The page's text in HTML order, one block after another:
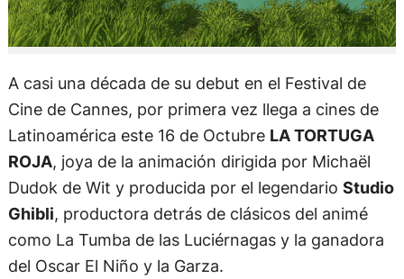
A casi una década de su debut en el Festival de
Cine de Cannes, por primera vez llega a cines de
Latinoamérica este 16 de Octubre LA TORTUGA
ROJA, joya de la animación dirigida por Michaël
Dudok de Wit y producida por el legendario Studio
Ghibli, productora detrás de clásicos del animé
como La Tumba de las Luciérnagas y la ganadora
del Oscar El Niño y la Garza.